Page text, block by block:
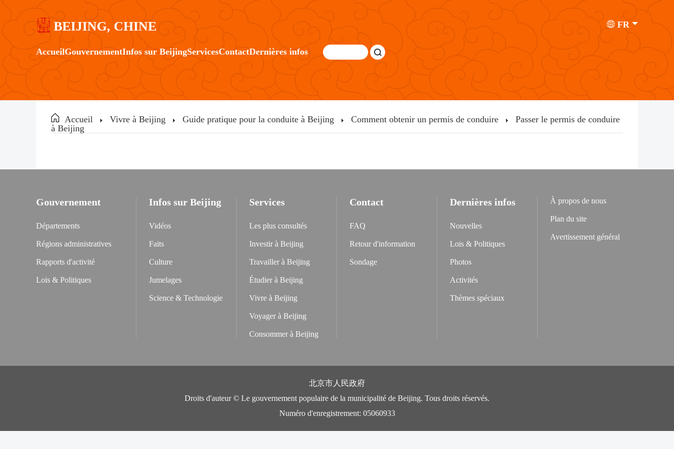
BEIJING, CHINE FR
AccueilGouvernementInfos sur BeijingServicesContactDernières infos
Accueil Vivre à Beijing Guide pratique pour la conduite à Beijing Comment obtenir un permis de conduire
Passer le permis de conduire
à Beijing
Gouvernement
Départements
Régions administratives
Rapports d'activité
Lois & Politiques
Infos sur Beijing
Vidéos
Faits
Culture
Jumelages
Science & Technologie
Services
Les plus consultés
Investir à Beijing
Travailler à Beijing
Étudier à Beijing
Vivre à Beijing
Voyager à Beijing
Consommer à Beijing
Contact
FAQ
Retour d'information
Sondage
Dernières infos
Nouvelles
Lois & Politiques
Photos
Activités
Thèmes spéciaux
À propos de nous
Plan du site
Avertissement général
北京市人民政府
Droits d'auteur © Le gouvernement populaire de la municipalité de Beijing. Tous droits réservés.
Numéro d'enregistrement: 05060933